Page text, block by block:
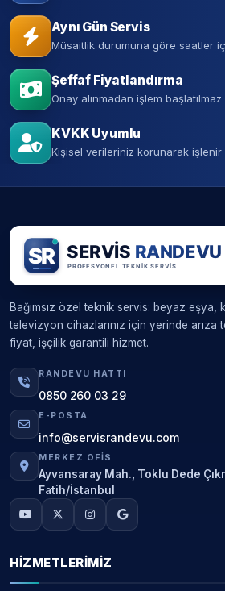
Aynı Gün Servis
Müsaitlik durumuna göre saatler
Şeffaf Fiyatlandırma
Onay alınmadan işlem başlatılmaz
KVKK Uyumlu
Kişisel verileriniz korunarak işlenir
Bağımsız özel teknik servis: beyaz eşya,
televizyon cihazlarınız için yerinde arıza
fiyat, işçilik garantili hizmet.
RANDEVU HATTI
0850 260 03 29
E-POSTA
info@servisrandevu.com
MERKEZ OFIS
Ayvansaray Mah., Toklu Dede
Fatih/İstanbul
HIZMETLERIMIZ